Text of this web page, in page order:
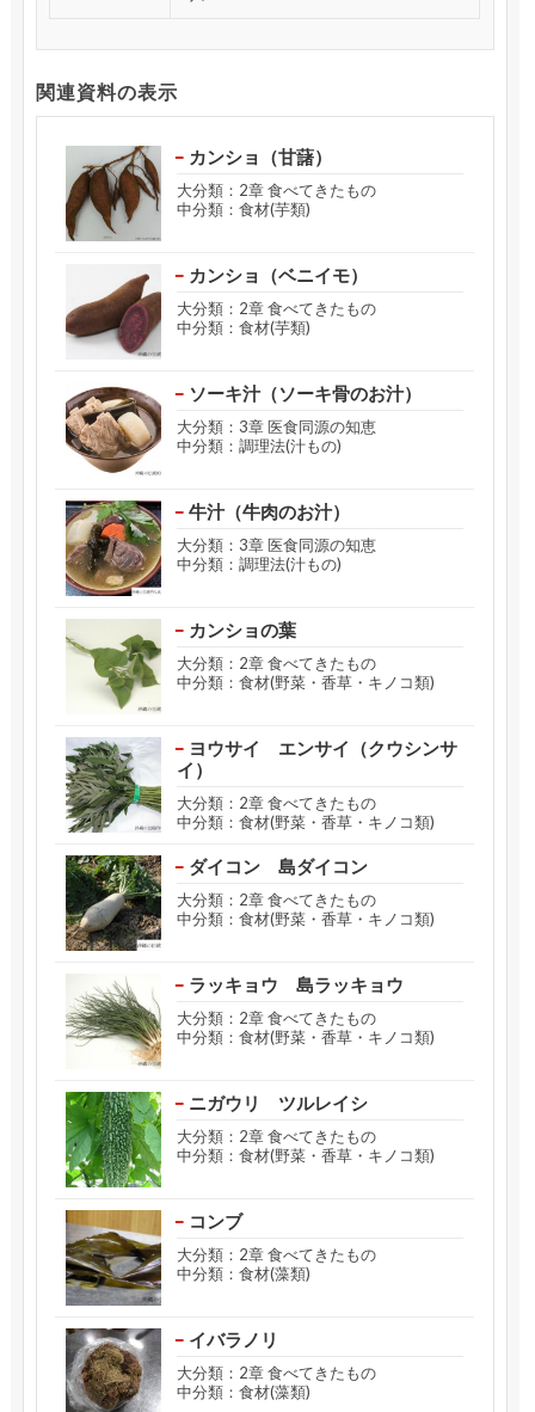
関連資料の表示
カンショ（甘藷）
大分類：2章 食べてきたもの
中分類：食材(芋類)
カンショ（ベニイモ）
大分類：2章 食べてきたもの
中分類：食材(芋類)
ソーキ汁（ソーキ骨のお汁）
大分類：3章 医食同源の知恵
中分類：調理法(汁もの)
牛汁（牛肉のお汁）
大分類：3章 医食同源の知恵
中分類：調理法(汁もの)
カンショの葉
大分類：2章 食べてきたもの
中分類：食材(野菜・香草・キノコ類)
ヨウサイ エンサイ（クウシンサ
イ）
大分類：2章 食べてきたもの
中分類：食材(野菜・香草・キノコ類)
ダイコン 島ダイコン
大分類：2章 食べてきたもの
中分類：食材(野菜・香草・キノコ類)
ラッキョウ 島ラッキョウ
大分類：2章 食べてきたもの
中分類：食材(野菜・香草・キノコ類)
ニガウリ ツルレイシ
大分類：2章 食べてきたもの
中分類：食材(野菜・香草・キノコ類)
コンブ
大分類：2章 食べてきたもの
中分類：食材(藻類)
イバラノリ
大分類：2章 食べてきたもの
中分類：食材(藻類)